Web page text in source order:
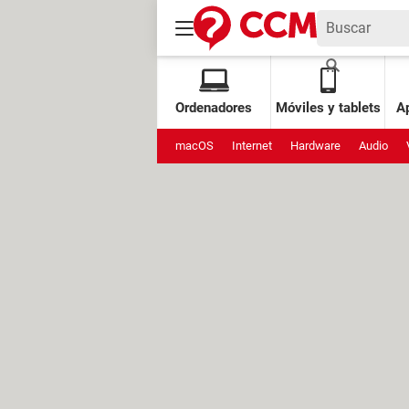
Ordenadores Móviles y tablets
macOS Internet Hardware Audio